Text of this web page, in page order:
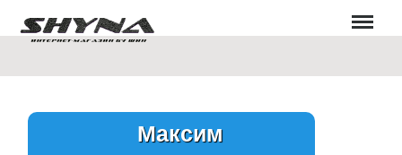
Максим